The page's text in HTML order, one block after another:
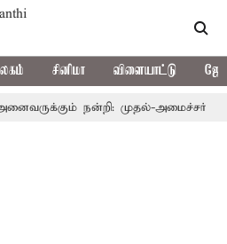
சினிமா விளையாட்டு
நன்றி: முதல்-அமைச்சர் விஜய்